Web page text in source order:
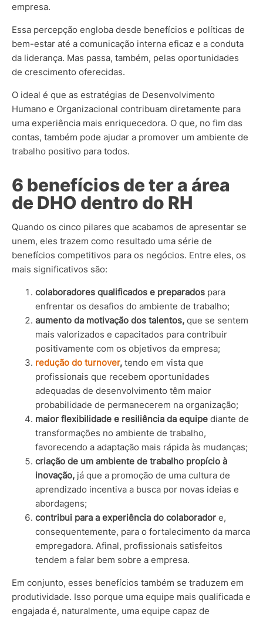
empresa.
Essa percepção engloba desde benefícios e políticas de
bem-estar até a comunicação interna eficaz e a conduta
da liderança. Mas passa, também, pelas oportunidades
de crescimento oferecidas.
O ideal é que as estratégias de Desenvolvimento
Humano e Organizacional contribuam diretamente para
uma experiência mais enriquecedora. O que, no fim das
contas, também pode ajudar a promover um ambiente de
trabalho positivo para todos.
6 benefícios de ter a área
de DHO dentro do RH
Quando os cinco pilares que acabamos de apresentar se
unem, eles trazem como resultado uma série de
benefícios competitivos para os negócios. Entre eles, os
mais significativos são:
colaboradores qualificados e preparados para
enfrentar os desafios do ambiente de trabalho;
aumento da motivação dos talentos, que se sentem
mais valorizados e capacitados para contribuir
positivamente com os objetivos da empresa;
redução do turnover, tendo em vista que
profissionais que recebem oportunidades
adequadas de desenvolvimento têm maior
probabilidade de permanecerem na organização;
maior flexibilidade e resiliência da equipe diante de
transformações no ambiente de trabalho,
favorecendo a adaptação mais rápida às mudanças;
criação de um ambiente de trabalho propício à
inovação, já que a promoção de uma cultura de
aprendizado incentiva a busca por novas ideias e
abordagens;
contribui para a experiência do colaborador e,
consequentemente, para o fortalecimento da marca
empregadora. Afinal, profissionais satisfeitos
tendem a falar bem sobre a empresa.
Em conjunto, esses benefícios também se traduzem em
produtividade. Isso porque uma equipe mais qualificada e
engajada é, naturalmente, uma equipe capaz de